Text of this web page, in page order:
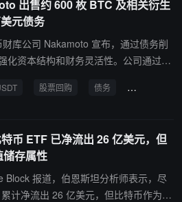
作为行业整合的案例。他还提
杠杆以重获运营灵活性。
出售约 600 枚 BTC 及相关衍生
元债务
库公司 Nakamoto 宣布，通过债务削
化资本结构和财务灵活性。公司通过变
约 1.05 亿 USDT 本金展期至 2027 年
1.65 亿 USDT，其中 6000 万 USDT 将
最
。该计划有效期至 2026 年 12 月 31
股票回购 债务 Kraken
币 ETF 已净流出 26 亿美元，但
储存属性
报道，伯恩斯坦分析师表示，尽
计净流出 26 亿美元，但比特币作为价